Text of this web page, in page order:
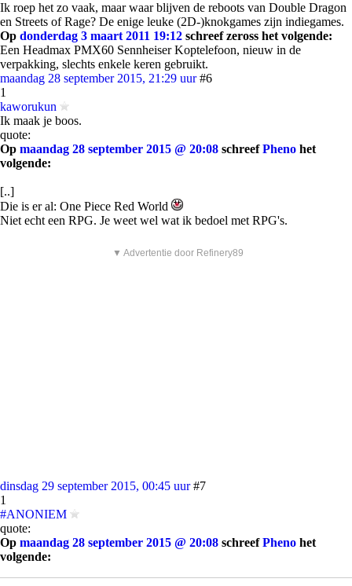
Ik roep het zo vaak, maar waar blijven de reboots van Double Dragon
en Streets of Rage? De enige leuke (2D-)knokgames zijn indiegames.
Op donderdag 3 maart 2011 19:12 schreef zeross het volgende:
Een Headmax PMX60 Sennheiser Koptelefoon, nieuw in de
verpakking, slechts enkele keren gebruikt.
maandag 28 september 2015, 21:29 uur #6
1
kaworukun
Ik maak je boos.
quote:
Op maandag 28 september 2015 @ 20:08 schreefPheno het
volgende:
[..]
Die is er al: One Piece Red World
Niet echt een RPG. Je weet wel wat ik bedoel met RPG's.
▼ Advertentie door Refinery89
dinsdag 29 september 2015, 00:45 uur #7
1
#ANONIEM
quote:
Op maandag 28 september 2015 @ 20:08 schreefPheno het
volgende: